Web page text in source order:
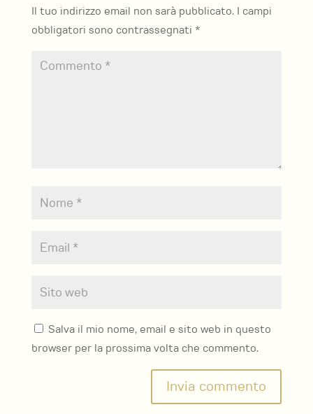
Il tuo indirizzo email non sarà pubblicato. I campi
obbligatori sono contrassegnati *
Salva il mio nome, email e sito web in questo
browser per la prossima volta che commento.